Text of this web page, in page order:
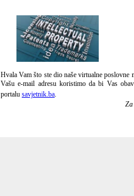
Hvala Vam što ste dio naše virtualne poslovne
Vašu e-mail adresu koristimo da bi Vas
portalu savjetnik.ba.
Za